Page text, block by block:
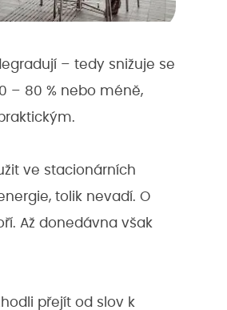
– tedy snižuje se
– 80 % nebo méně,
ve stacionárních
tolik nevadí. O
Až donedávna však
přejít od slov k